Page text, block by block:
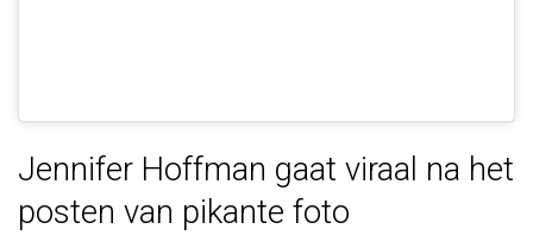
Jennifer Hoffman gaat viraal na het
posten van pikante foto